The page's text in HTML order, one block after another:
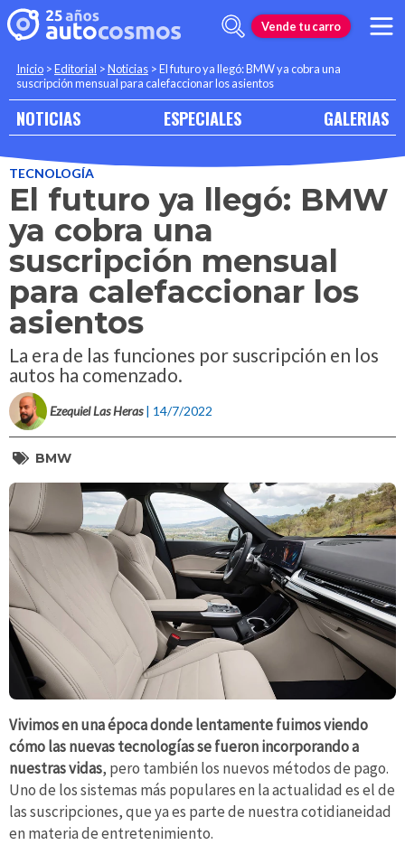
Vende tu carro
Inicio >Editorial >Noticias >El futuro ya llegó: BMW ya cobra una
suscripción mensual para calefaccionar los asientos
NOTICIAS ESPECIALES GALERIAS
TECNOLOGÍA
El futuro ya llegó: BMW
ya cobra una
suscripción mensual
para calefaccionar los
asientos
La era de las funciones por suscripción en los
autos ha comenzado.
Ezequiel Las Heras | 14/7/2022
BMW
Vivimos en una época donde lentamente fuimos viendo
cómo las nuevas tecnologías se fueron incorporando a
nuestras vidas, pero también los nuevos métodos de pago.
Uno de los sistemas más populares en la actualidad es el de
las suscripciones, que ya es parte de nuestra cotidianeidad
en materia de entretenimiento.